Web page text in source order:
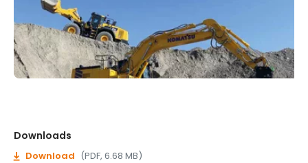
Downloads
Download (PDF, 6.68 MB)